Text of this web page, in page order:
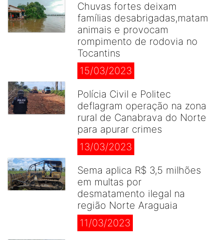
Chuvas fortes deixam
famílias desabrigadas,matam
animais e provocam
rompimento de rodovia no
Tocantins
15/03/2023
Polícia Civil e Politec
deflagram operação na zona
rural de Canabrava do Norte
para apurar crimes
13/03/2023
Sema aplica R$ 3,5 milhões
em multas por
desmatamento ilegal na
região Norte Araguaia
11/03/2023